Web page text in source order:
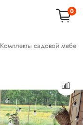
0
Комплекты садовой